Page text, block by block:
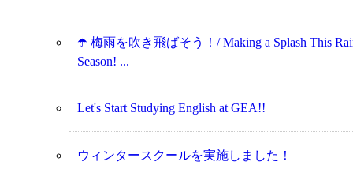
☂️ 梅雨を吹き飛ばそう！/ Making a Splash This
Season! ...
Let's Start Studying English at GEA!!
ウィンタースクールを実施しました！